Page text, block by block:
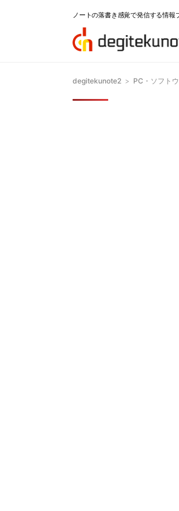
ノートの落書き感覚で発信する情
degitekunote2 > PC・ソフト